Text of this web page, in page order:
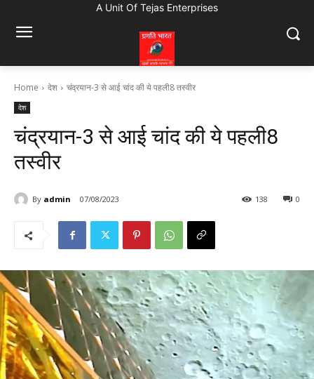
A Unit Of Tejas Enterprises
Home देश चंद्रयान-3 से आई चांद की ये पहली8 तस्वीर
देश
चंद्रयान-3 से आई चांद की ये पहली8
तस्वीर
By admin 07/08/2023 0
138